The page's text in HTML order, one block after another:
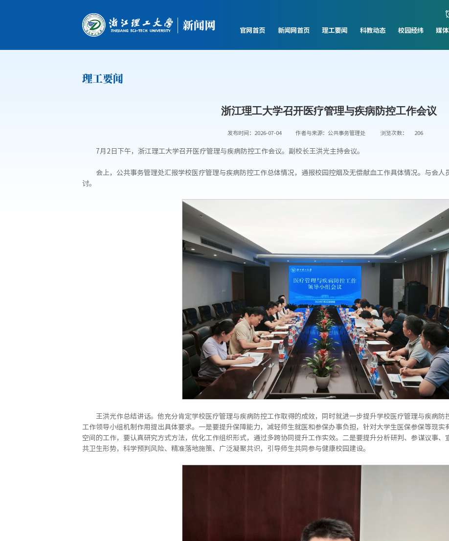
官网首页 新闻网首页 理工要闻 科教动态 校园经纬 媒
理工要闻
浙江理工大学召开医疗管理与疾病防控工作会议
发布时间：2026-07-04 作者与来源：公共事务管理处 浏览次数： 206
7月2日下午，浙江理工大学召开医疗管理与疾病防控工作会议。副校长王洪光主持会议。
会上，公共事务管理处汇报学校医疗管理与疾病防控工作总体情况，通报校园控烟及无偿献血工作具体情况。与会
讨。
王洪光作总结讲话。他充分肯定学校医疗管理与疾病防控工作取得的成效，同时就进一步提升学校医疗管理与疾病
工作领导小组机制作用提出具体要求。一是要提升保障能力，减轻师生就医和参保办事负担，针对大学生医保参保等现
空间的工作，要认真研究方式方法，优化工作组织形式，通过多跨协同提升工作实效。二是要提升分析研判、参谋议事
共卫生形势，科学预判风险、精准落地施策、广泛凝聚共识，引导师生共同参与健康校园建设。